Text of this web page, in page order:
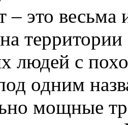
– это весьма
людей с
одним
мощные